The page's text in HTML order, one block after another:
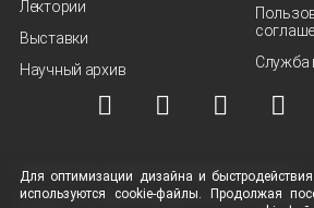
Лектории
Выставки
Научный архив
Служба
© ВОО "Русское географическое общество", 2013-2026 г.
Условия использования материалов Политика защиты и
Для оптимизации дизайна и
используются cookie-файлы. Продолжая